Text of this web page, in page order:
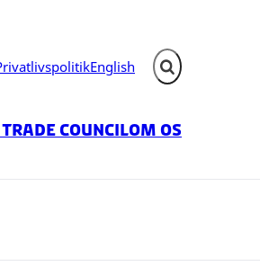
English Fold søgefelt ud
Trade CouncilOm os